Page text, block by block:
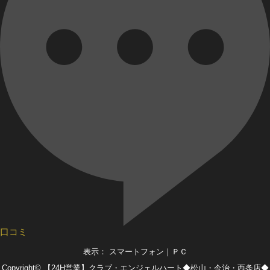
口コミ
表示： スマートフォン｜ ＰＣ
Copyright©
【24H営業】クラブ・エンジェルハート◆松山・今治・西条店◆